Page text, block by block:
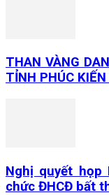
THAN VÀNG
TỈNH PHÚC
Nghị quyết họp
chức ĐHCĐ bất